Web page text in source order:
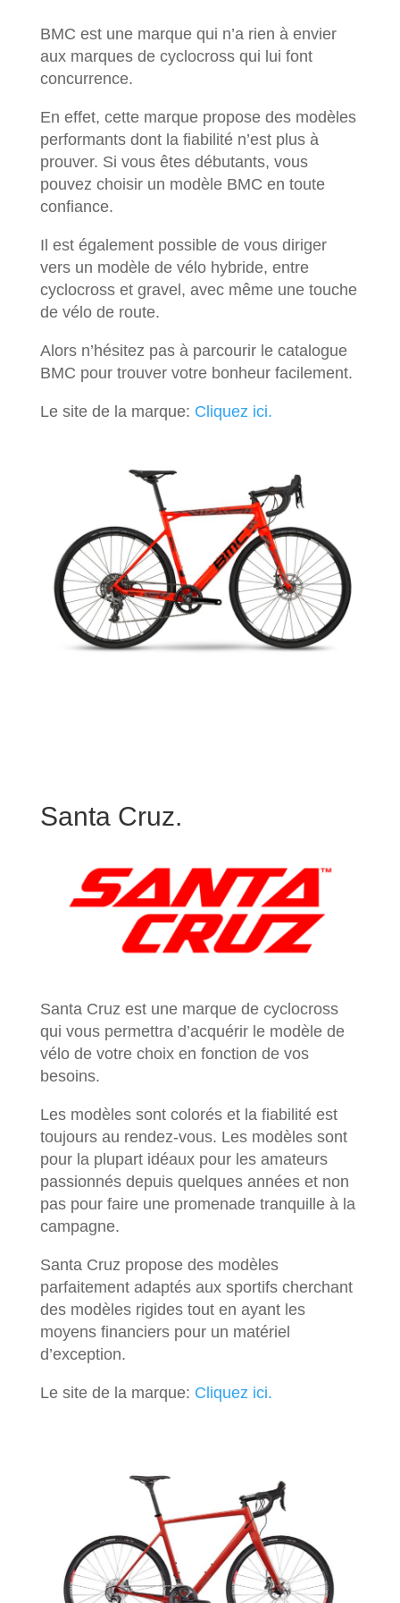
BMC est une marque qui n’a rien à envier
aux marques de cyclocross qui lui font
concurrence.
En effet, cette marque propose des modèles
performants dont la fiabilité n’est plus à
prouver. Si vous êtes débutants, vous
pouvez choisir un modèle BMC en toute
confiance.
Il est également possible de vous diriger
vers un modèle de vélo hybride, entre
cyclocross et gravel, avec même une touche
de vélo de route.
Alors n’hésitez pas à parcourir le catalogue
BMC pour trouver votre bonheur facilement.
Le site de la marque: Cliquez ici.
Santa Cruz.
Santa Cruz est une marque de cyclocross
qui vous permettra d’acquérir le modèle de
vélo de votre choix en fonction de vos
besoins.
Les modèles sont colorés et la fiabilité est
toujours au rendez-vous. Les modèles sont
pour la plupart idéaux pour les amateurs
passionnés depuis quelques années et non
pas pour faire une promenade tranquille à la
campagne.
Santa Cruz propose des modèles
parfaitement adaptés aux sportifs cherchant
des modèles rigides tout en ayant les
moyens financiers pour un matériel
d’exception.
Le site de la marque: Cliquez ici.